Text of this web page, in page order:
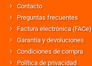
Contacto
Preguntas frecuentes
Factura electrónica (FACe)
Garantía y devoluciones
Condiciones de compra
Política de privacidad